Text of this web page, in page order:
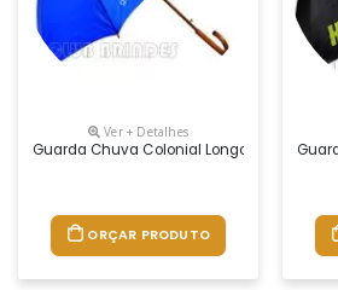
Ver + Detalhes
Guarda Chuva Colonial Longo, Nylon
ORÇAR PRODUTO